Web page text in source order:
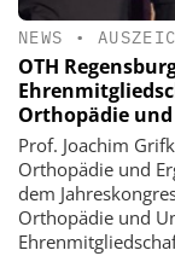
NEWS •
OTH
Orthopädie
Prof. Joachim
Orthopädie und
dem
Orthopädie und